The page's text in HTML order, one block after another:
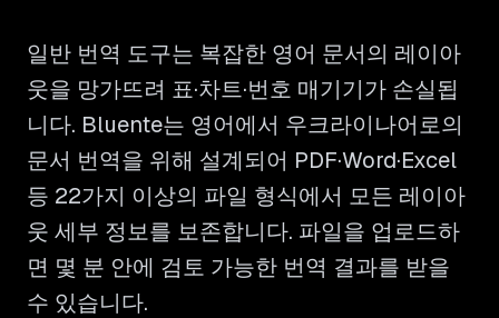
일반 번역 도구는 복잡한 영어 문서의 레이아
웃을 망가뜨려 표·차트·번호 매기기가 손실됩
니다. Bluente는 영어에서 우크라이나어로의
문서 번역을 위해 설계되어 PDF·Word·Excel
등 22가지 이상의 파일 형식에서 모든 레이아
웃 세부 정보를 보존합니다. 파일을 업로드하
면 몇 분 안에 검토 가능한 번역 결과를 받을
수 있습니다.